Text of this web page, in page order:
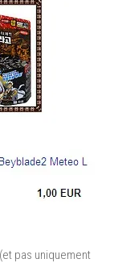
pas uniquement